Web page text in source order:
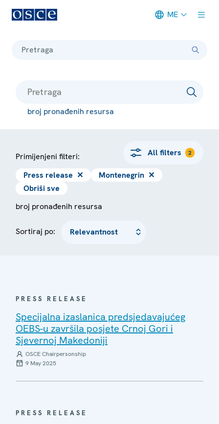
ME
Pretraga
broj pronađenih resursa
Primijenjeni filteri: All filters 2
Press release ✕ Montenegrin ✕
Obriši sve
broj pronađenih resursa
Sortiraj po:
PRESS RELEASE
Specijalna izaslanica predsjedavajućeg
OEBS-u završila posjete Crnoj Gori i
Sjevernoj Makedoniji
OSCE Chairpersonship
9 May 2025
PRESS RELEASE